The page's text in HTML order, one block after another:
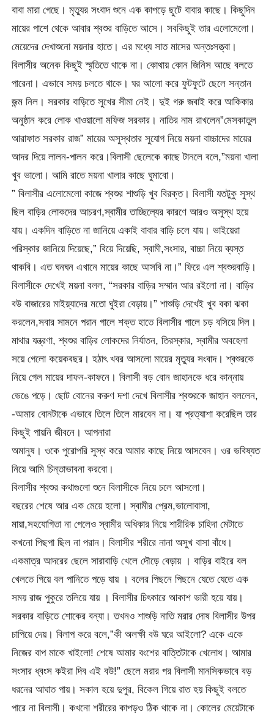
বাবা মারা গেছে। মৃত্যুর সংবাদ শুনে এক কাপড়ে ছুটে বাবার কাছে। কিছুদিন
মায়ের পাশে থেকে আবার শ্বশুর বাড়িতে আসে। সবকিছুই তার এলোমেলো।
মেয়েদের দেখাশুনো ময়নার হাতে। এর মধ্যে সাত মাসের অন্তঃসত্ত্বা।
বিলাসীর অনেক কিছুই স্মৃতিতে থাকে না। কোথায় কোন জিনিস আছে বলতে
পারেনা। এভাবে সময় চলতে থাকে। ঘর আলো করে ফুটফুটে ছেলে সন্তান
জন্ম নিল। সরকার বাড়িতে সুখের সীমা নেই। দুই গরু জবাই করে আকিকার
অনুষ্ঠান করে লোক খাওয়ালো মফিজ সরকার। নাতির নাম রাখলেন”মেসকাতুল
আরাফাত সরকার রাজ” মায়ের অসুস্থতার সুযোগ নিয়ে ময়না বাচ্চাদের মায়ের
আদর দিয়ে লালন-পালন করে।বিলাসী ছেলেকে কাছে টানলে বলে,”ময়না খালা
খুব ভালো। আমি রাতে ময়না খালার কাছে ঘুমাবো।
” বিলাসীর এলোমেলো কাজে শ্বশুর শাশুড়ি খুব বিরক্ত। বিলাসী যতটুকু সুস্থ
ছিল বাড়ির লোকদের আচরণ,স্বামীর তাচ্ছিল্যের কারণে আরও অসুস্থ হয়ে
যায়। একদিন বাড়িতে না জানিয়ে একাই বাবার বাড়ি চলে যায়। ভাইয়েরা
পরিস্কার জানিয়ে দিয়েছে,” বিয়ে দিয়েছি, স্বামী,সংসার, বাচ্চা নিয়ে ব্যস্ত
থাকবি। এত ঘনঘন এখানে মায়ের কাছে আসবি না।” ফিরে এল শ্বশুরবাড়ি।
বিলাসীকে দেখেই ময়না বলল, “সরকার বাড়ির সম্মান আর রইলো না। বাড়ির
বউ বাজারের মাইয়্যাদের মতো ঘুইরা বেড়ায়।” শাশুড়ি দেখেই খুব বকা ঝকা
করলেন,সবার সামনে পরান গালে শক্ত হাতে বিলাসীর গালে চড় বসিয়ে দিল।
মাথার যন্ত্রণা, শ্বশুর বাড়ির লোকদের নির্যাতন, তিরস্কার, স্বামীর অবহেলা
সয়ে গেলো কয়েকবছর। হঠাৎ খবর আসলো মায়ের মৃত্যুর সংবাদ। শ্বশুরকে
নিয়ে গেল মায়ের দাফন-কাফনে। বিলাসী বড় বোন জাহানকে ধরে কান্নায়
ভেঙে পড়ে। ছোট বোনের করুণ দশা দেখে বিলাসীর শ্বশুরকে জাহান বললেন,
-আমার বোনটাকে এভাবে তিলে তিলে মারবেন না। যা প্রত্যাশা করেছিল তার
কিছুই পায়নি জীবনে। আপনারা
অমানুষ। ওকে পুরোপরি সুস্থ করে আমার কাছে নিয়ে আসবেন। ওর ভবিষ্যত
নিয়ে আমি চিন্তাভাবনা করবো।
বিলাসীর শ্বশুর কথাগুলো শুনে বিলাসীকে নিয়ে চলে আসলো।
বছরের শেষে আর এক মেয়ে হলো। স্বামীর প্রেম,ভালোবাসা,
মায়া,সহযোগিতা না পেলেও স্বামীর অধিকার নিয়ে শারীরিক চাহিদা মেটাতে
কখনো পিছপা ছিল না পরান। বিলাসীর শরীরে নানা অসুখ বাসা বাঁধে।
একমাত্র আদরের ছেলে সারাবাড়ি খেলে দৌড়ে বেড়ায় । বাড়ির বাইরে বল
খেলতে গিয়ে বল পানিতে পড়ে যায় । বলের পিছনে পিছনে যেতে যেতে এক
সময় রাজ পুকুরে তলিয়ে যায় । বিলাসীর চিৎকারে আকাশ ভারী হয়ে যায়।
সরকার বাড়িতে শোকের বন্যা। তখনও শাশুড়ি নাতি মরার দোষ বিলাসীর উপর
চাপিয়ে দেয়। বিলাপ করে বলে,”কী অলক্ষী বউ ঘরে আইলো? একে একে
নিজের বাপ মাকে খাইলো! শেষে আমার বংশের বাত্তিটাকে খেলোধ। আমার
সংসার ধ্বংস কইরা দিব এই বউ!” ছেলে মরার পর বিলাসী মানসিকভাবে বড়
ধরনের আঘাত পায়। সকাল হয়ে দুপুর, বিকেল গিয়ে রাত হয় কিছুই বলতে
পারে না বিলাসী। কখনো শরীরের কাপড়ও ঠিক থাকে না। কোলের মেয়েটাকে